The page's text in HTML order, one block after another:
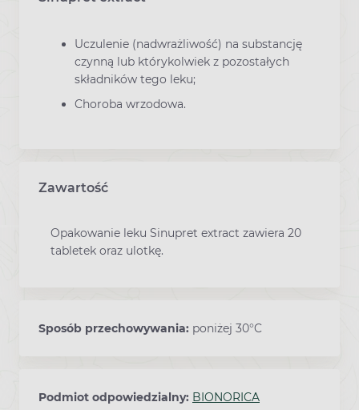
Uczulenie (nadwrażliwość) na substancję
czynną lub którykolwiek z pozostałych
składników tego leku;
Choroba wrzodowa.
Zawartość
Opakowanie leku Sinupret extract zawiera 20
tabletek oraz ulotkę.
Sposób przechowywania: poniżej 30°C
Podmiot odpowiedzialny: BIONORICA